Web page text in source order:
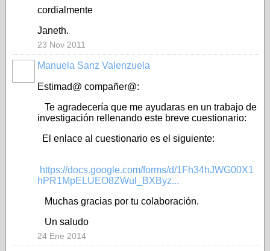
cordialmente
Janeth.
23 Nov 2011
Manuela Sanz Valenzuela
Estimad@ compañer@:
Te agradecería que me ayudaras en un trabajo de
investigación rellenando este breve cuestionario:
El enlace al cuestionario es el siguiente:
https://docs.google.com/forms/d/1Fh34hJWG00X1
hPR1MpELUEO8ZWul_BXByz...
Muchas gracias por tu colaboración.
Un saludo
24 Ene 2014